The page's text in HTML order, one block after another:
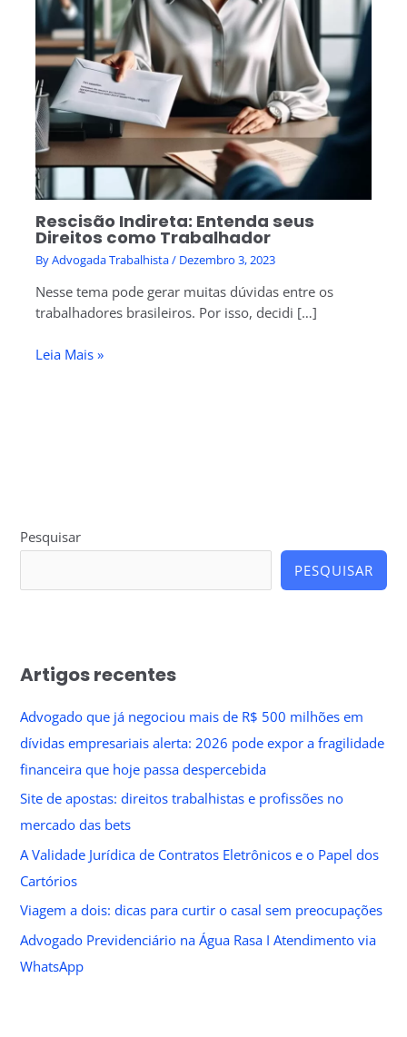
Rescisão Indireta: Entenda seus
Direitos como Trabalhador
ByAdvogada Trabalhista/ Dezembro 3, 2023
Nesse tema pode gerar muitas dúvidas entre os
trabalhadores brasileiros. Por isso, decidi […]
Leia Mais »
Pesquisar
PESQUISAR
Artigos recentes
Advogado que já negociou mais de R$ 500 milhões em
dívidas empresariais alerta: 2026 pode expor a fragilidade
financeira que hoje passa despercebida
Site de apostas: direitos trabalhistas e profissões no
mercado das bets
A Validade Jurídica de Contratos Eletrônicos e o Papel dos
Cartórios
Viagem a dois: dicas para curtir o casal sem preocupações
Advogado Previdenciário na Água Rasa I Atendimento via
WhatsApp